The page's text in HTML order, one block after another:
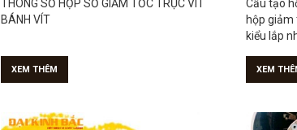
XEM THÊM XEM